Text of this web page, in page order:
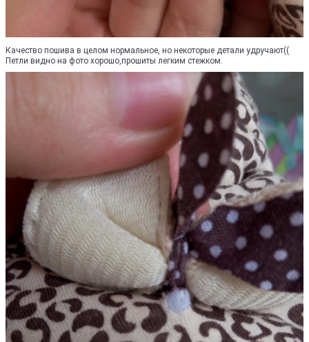
Качество пошива в целом нормальное, но некоторые детали удручают((
Петли видно на фото хорошо,прошиты легким стежком.